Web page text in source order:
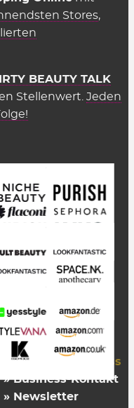
Stores,
BEAUTY TALK
Stellenwert. Jeden
» FAZ Kaufkompass
» Business-Kontakt
» Newsletter